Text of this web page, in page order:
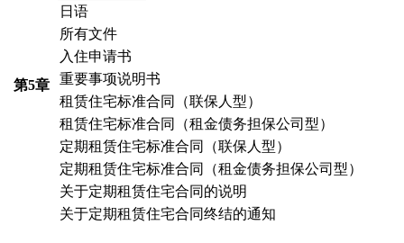
第5章
日语
所有文件
入住申请书
重要事项说明书
租赁住宅标准合同（联保人型）
租赁住宅标准合同（租金债务担保公司型）
定期租赁住宅标准合同（联保人型）
定期租赁住宅标准合同（租金债务担保公司型）
关于定期租赁住宅合同的说明
关于定期租赁住宅合同终结的通知